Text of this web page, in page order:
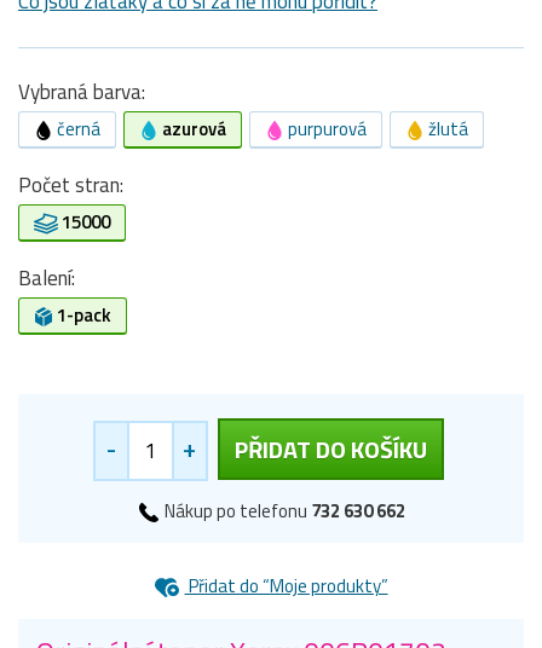
Vybraná barva:
černá azurová purpurová žlutá
Počet stran:
15000
Balení:
1-pack
- + PŘIDAT DO KOŠÍKU
Nákup po telefonu 732 630 662
Přidat do “Moje produkty”